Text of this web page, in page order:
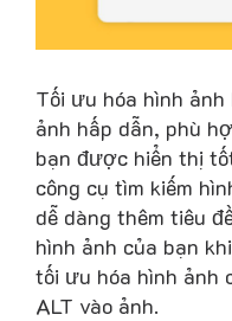
Tối ưu hóa hình
ảnh hấp dẫn, phù
bạn được hiển thị
công cụ tìm kiếm
dễ dàng thêm tiêu
hình ảnh của bạn
tối ưu hóa hình ảnh
ALT vào ảnh.